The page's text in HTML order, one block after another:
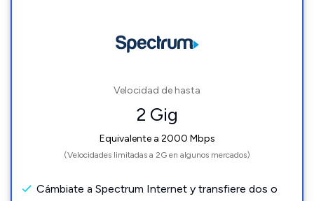
Velocidad de hasta
2 Gig
Equivalente a 2000 Mbps
(Velocidades limitadas a 2G en algunos mercados)
Cámbiate a Spectrum Internet y transfiere dos o